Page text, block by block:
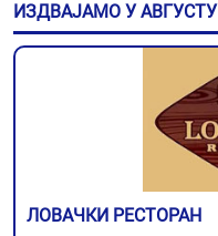
ИЗДВАЈАМО У АВГУСТУ
ЛОВАЧКИ РЕСТОРАН